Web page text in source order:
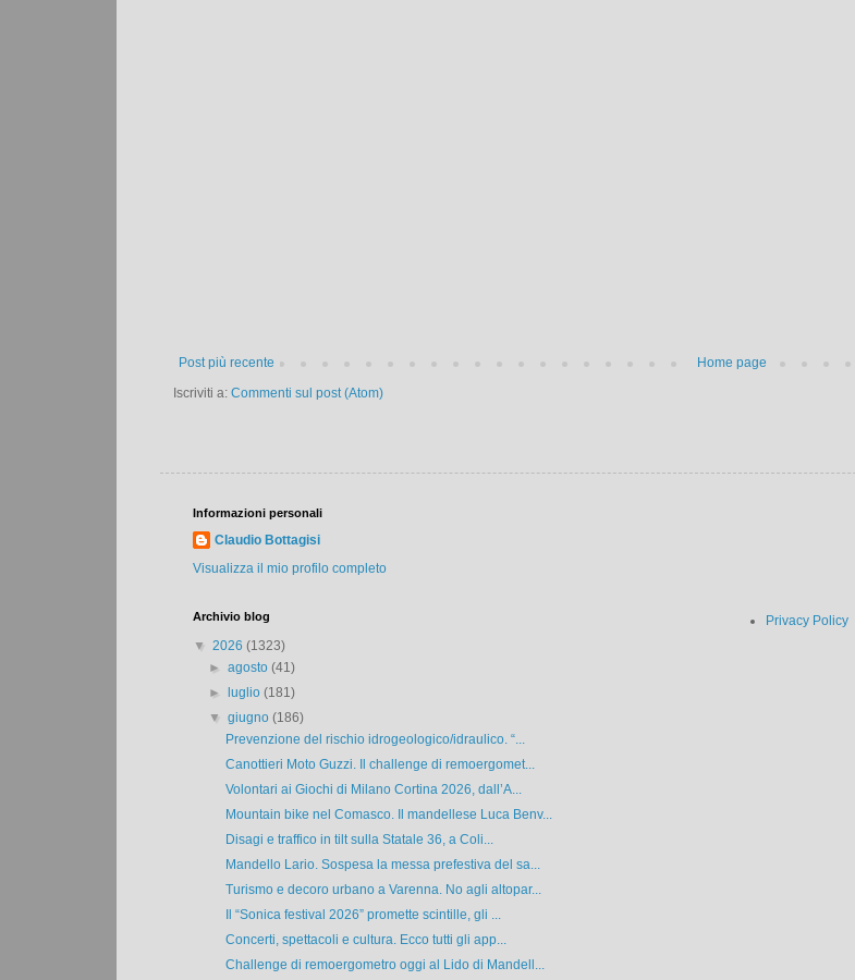
Post più recente
Home page
Iscriviti a: Commenti sul post (Atom)
Informazioni personali
Claudio Bottagisi
Visualizza il mio profilo completo
Archivio blog
▼ 2026 (1323)
►agosto(41)
►luglio(181)
▼giugno(186)
Prevenzione del rischio idrogeologico/idraulico. “...
Canottieri Moto Guzzi. Il challenge di remoergomet...
Volontari ai Giochi di Milano Cortina 2026, dall’A...
Mountain bike nel Comasco. Il mandellese Luca Benv...
Disagi e traffico in tilt sulla Statale 36, a Coli...
Mandello Lario. Sospesa la messa prefestiva del sa...
Turismo e decoro urbano a Varenna. No agli altopar...
Il “Sonica festival 2026” promette scintille, gli ...
Concerti, spettacoli e cultura. Ecco tutti gli app...
Challenge di remoergometro oggi al Lido di Mandell...
Privacy Policy